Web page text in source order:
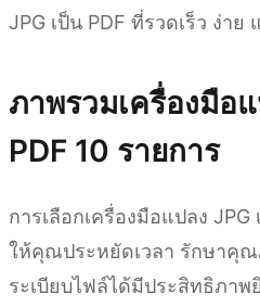
JPG เป็น PDF ที่รวดเร็ว ง่าย
ภาพรวมเครื่องมือ
PDF 10 รายการ
การเลือกเครื่องมือแปลง
ให้คุณประหยัดเวลา รักษาคุ
ระเบียบไฟล์ได้มีประสิทธิภา